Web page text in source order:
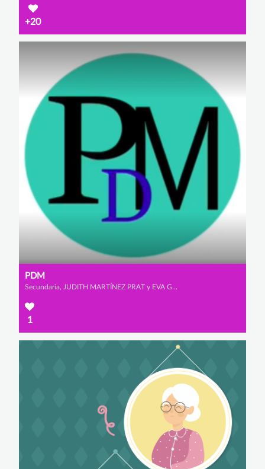
+20
PDM
Secundaria, JUDITH MARTÍNEZ PRAT y EVA GÓMEZ DE LA POLA
1